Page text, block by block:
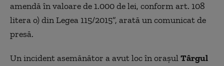
amendă în valoare de 1.000 de lei, conform art. 108
litera o) din Legea 115/2015”, arată un comunicat de
presă.
Un incident asemănător a avut loc în orașulTârgul